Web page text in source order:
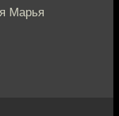
Марья